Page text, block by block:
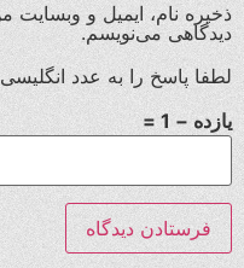
ذخیره نام، ایمیل و وبسایت
دیدگاهی می‌نویسم.
لطفا پاسخ را به عدد انگلیسی
یازده − 1 =